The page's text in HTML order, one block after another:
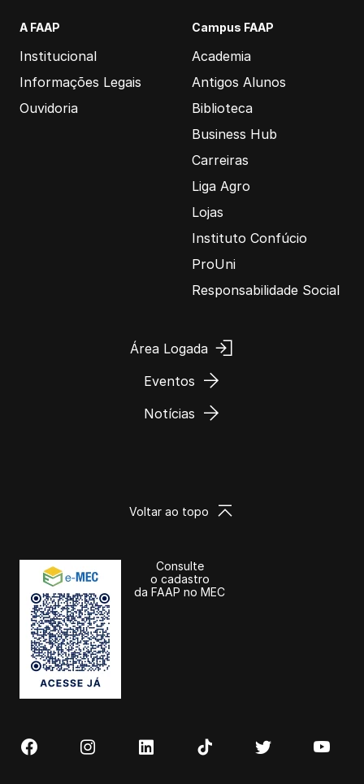
A FAAP
Institucional
Informações Legais
Ouvidoria
Campus FAAP
Academia
Antigos Alunos
Biblioteca
Business Hub
Carreiras
Liga Agro
Lojas
Instituto Confúcio
ProUni
Responsabilidade Social
Área Logada
Eventos
Notícias
Consulte
o cadastro
da FAAP no MEC
Voltar ao topo